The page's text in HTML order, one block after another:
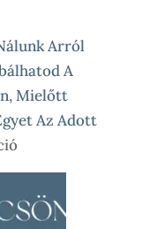
Arról
A
Mielőtt
Az Adott
:
Babahordozó
Kölcsönzés
Lépésről